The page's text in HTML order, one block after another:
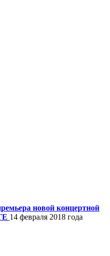
новой концертной
14 февраля 2018 года